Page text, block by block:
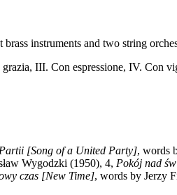
brass instruments and two string
III. Con espressione, IV. Con
[Song of a United Party], words
Wygodzki (1950), 4, Pokój nad
czas [New Time], words by Jerzy